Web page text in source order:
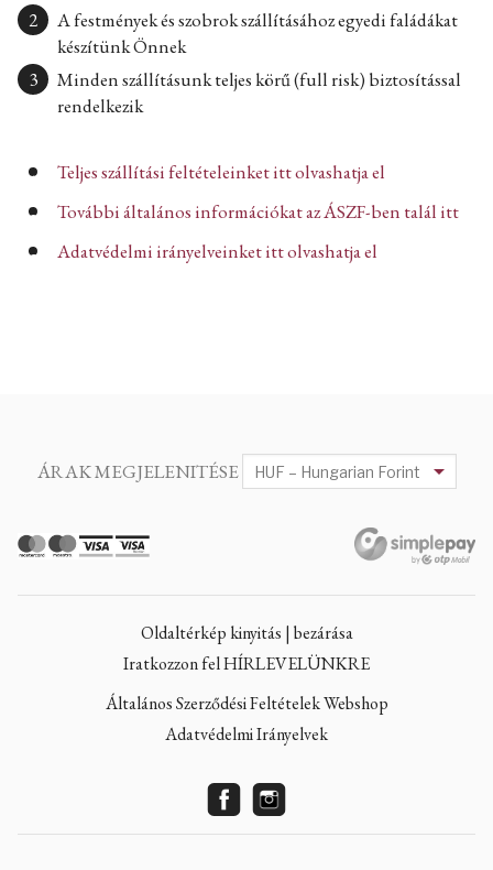
A festmények és szobrok szállításához egyedi faládákat
készítünk Önnek
Minden szállításunk teljes körű (full risk) biztosítással
rendelkezik
Teljes szállítási feltételeinket itt olvashatja el
További általános információkat az ÁSZF-ben talál itt
Adatvédelmi irányelveinket itt olvashatja el
ÁRAK MEGJELENITÉSE
Oldaltérkép kinyitás | bezárása
Iratkozzon fel HÍRLEVELÜNKRE
Általános Szerződési Feltételek Webshop
Adatvédelmi Irányelvek